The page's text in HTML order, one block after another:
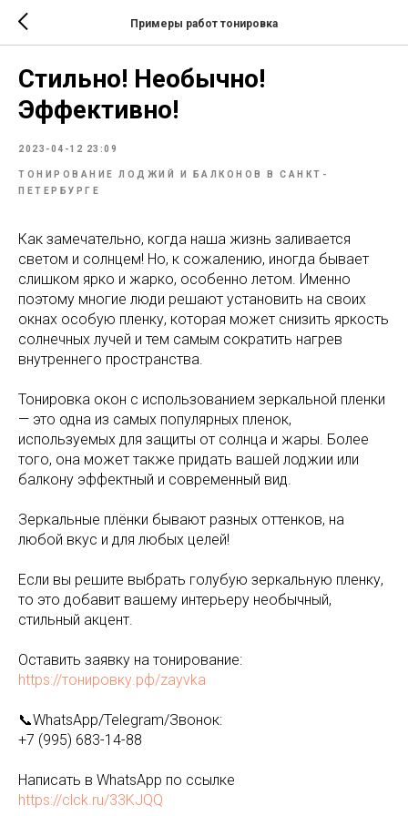
Примеры работ тонировка
Стильно! Необычно!
Эффективно!
2023-04-12 23:09
ТОНИРОВАНИЕ ЛОДЖИЙ И БАЛКОНОВ В САНКТ-
ПЕТЕРБУРГЕ
Как замечательно, когда наша жизнь заливается
светом и солнцем! Но, к сожалению, иногда бывает
слишком ярко и жарко, особенно летом. Именно
поэтому многие люди решают установить на своих
окнах особую пленку, которая может снизить яркость
солнечных лучей и тем самым сократить нагрев
внутреннего пространства.
Тонировка окон с использованием зеркальной пленки
— это одна из самых популярных пленок,
используемых для защиты от солнца и жары. Более
того, она может также придать вашей лоджии или
балкону эффектный и современный вид.
Зеркальные плёнки бывают разных оттенков, на
любой вкус и для любых целей!
Если вы решите выбрать голубую зеркальную пленку,
то это добавит вашему интерьеру необычный,
стильный акцент.
Оставить заявку на тонирование:
https://тонировку.рф/zayvka
📞WhatsApp/Telegram/Звонок:
+7 (995) 683-14-88
Написать в WhatsApp по ссылке
https://clck.ru/33KJQQ